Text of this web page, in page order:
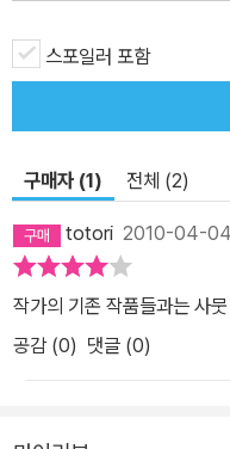
켜보는 천년수는 마치 이
사귀들을 맡기고 파도 같은
혼이 스며든 나무는, 인간을
쳐 신경독소를 내뿜어 인간
함을 비웃듯 잎사귀들을 흔
게 비애의 그늘을 드리운다.
해 잎과 줄기를 다 잃고 쓰러
인간의 삶을 자신 역시 슬픈 눈길로 지켜
운 나무가 아니라 천 년이 지
과 희로애락의 허무를 냉소
스포일러 포함
구매자 (1) 전체 (2)
totori 2010-04-04
작가의 기존 작품들과는 사
공감 (0) 댓글 (0)